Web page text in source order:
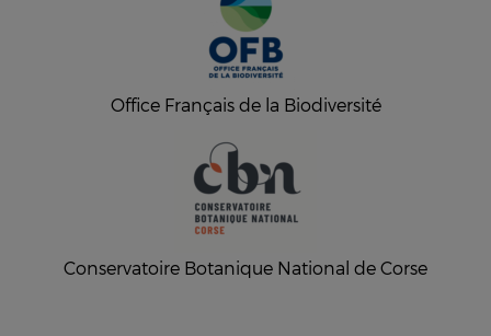
Office Français de la Biodiversité
Conservatoire Botanique National de Corse